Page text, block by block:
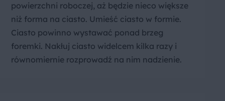
powierzchni roboczej, aż będzie nieco większe
niż forma na ciasto. Umieść ciasto w formie.
Ciasto powinno wystawać ponad brzeg
foremki. Nakłuj ciasto widelcem kilka razy i
równomiernie rozprowadź na nim nadzienie.